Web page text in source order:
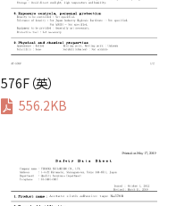
576F（英）
556.2KB